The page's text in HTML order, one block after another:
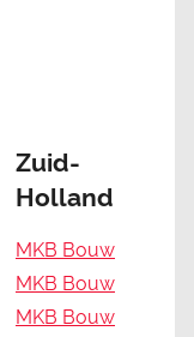
Zuid-
Holland
MKB Bouw
MKB Bouw
MKB Bouw